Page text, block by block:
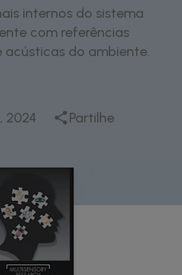
internos do sistema
com referências
acústicas do ambiente.
2024 Partilhe